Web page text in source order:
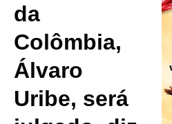
da
Colômbia,
Álvaro
Uribe, será